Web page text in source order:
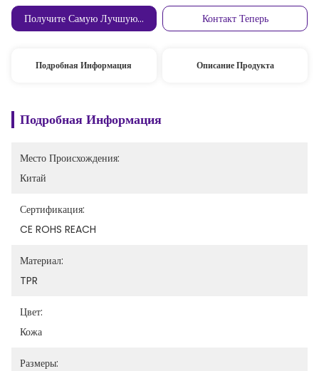
Получите Самую Лучшую Цену
Контакт Теперь
Подробная Информация Описание Продукта
Подробная Информация
Место Происхождения:
Китай
Сертификация:
CE ROHS REACH
Материал:
TPR
Цвет:
Кожа
Размеры: